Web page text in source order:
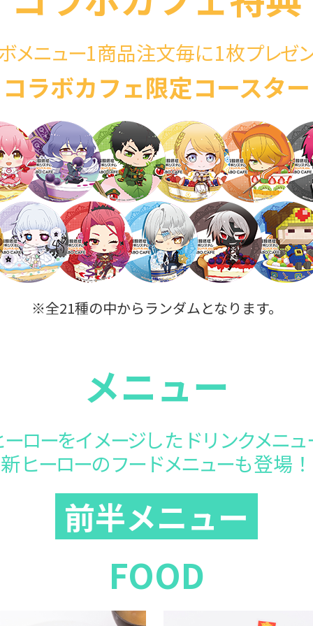
メニュー1商品注文毎に1枚プレゼ
コラボカフェ限定コースター
※全21種の中からランダムとなります。
メニュー
ローをイメージした ドリンクメニュ
新ヒーローのフードメニューも登場！
前半メニュー
FOOD